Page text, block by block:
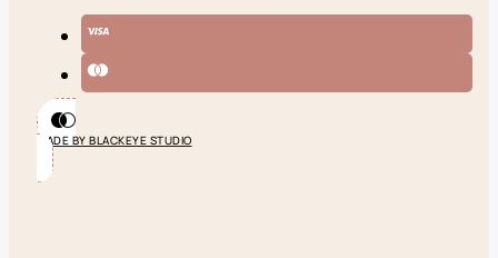
MADE BY BLACKEYE STUDIO